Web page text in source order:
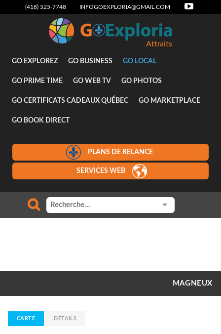
(418) 525-7748 INFOGOEXPLORIA@GMAIL.COM
Attraits
GO EXPLOREZ GO BUSINESS GO LOCAL
GO PRIME TIME GO WEB TV GO PHOTOS
GO CERTIFICATS CADEAUX QUÉBEC GO MARKETPLACE
GO BOOK DIRECT
PLANS DE RELANCE
SERVICES WEB
MAGNEUX
CARTE DÉTAILS